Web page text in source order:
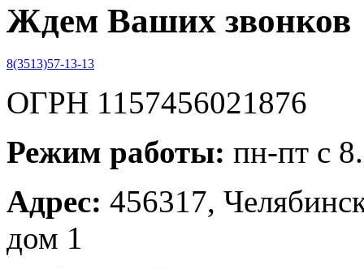
Ждем Ваших звонков
8(3513)57-13-13
ОГРН 1157456021876
Режим работы: пн-пт с
Адрес: 456317,
дом 1